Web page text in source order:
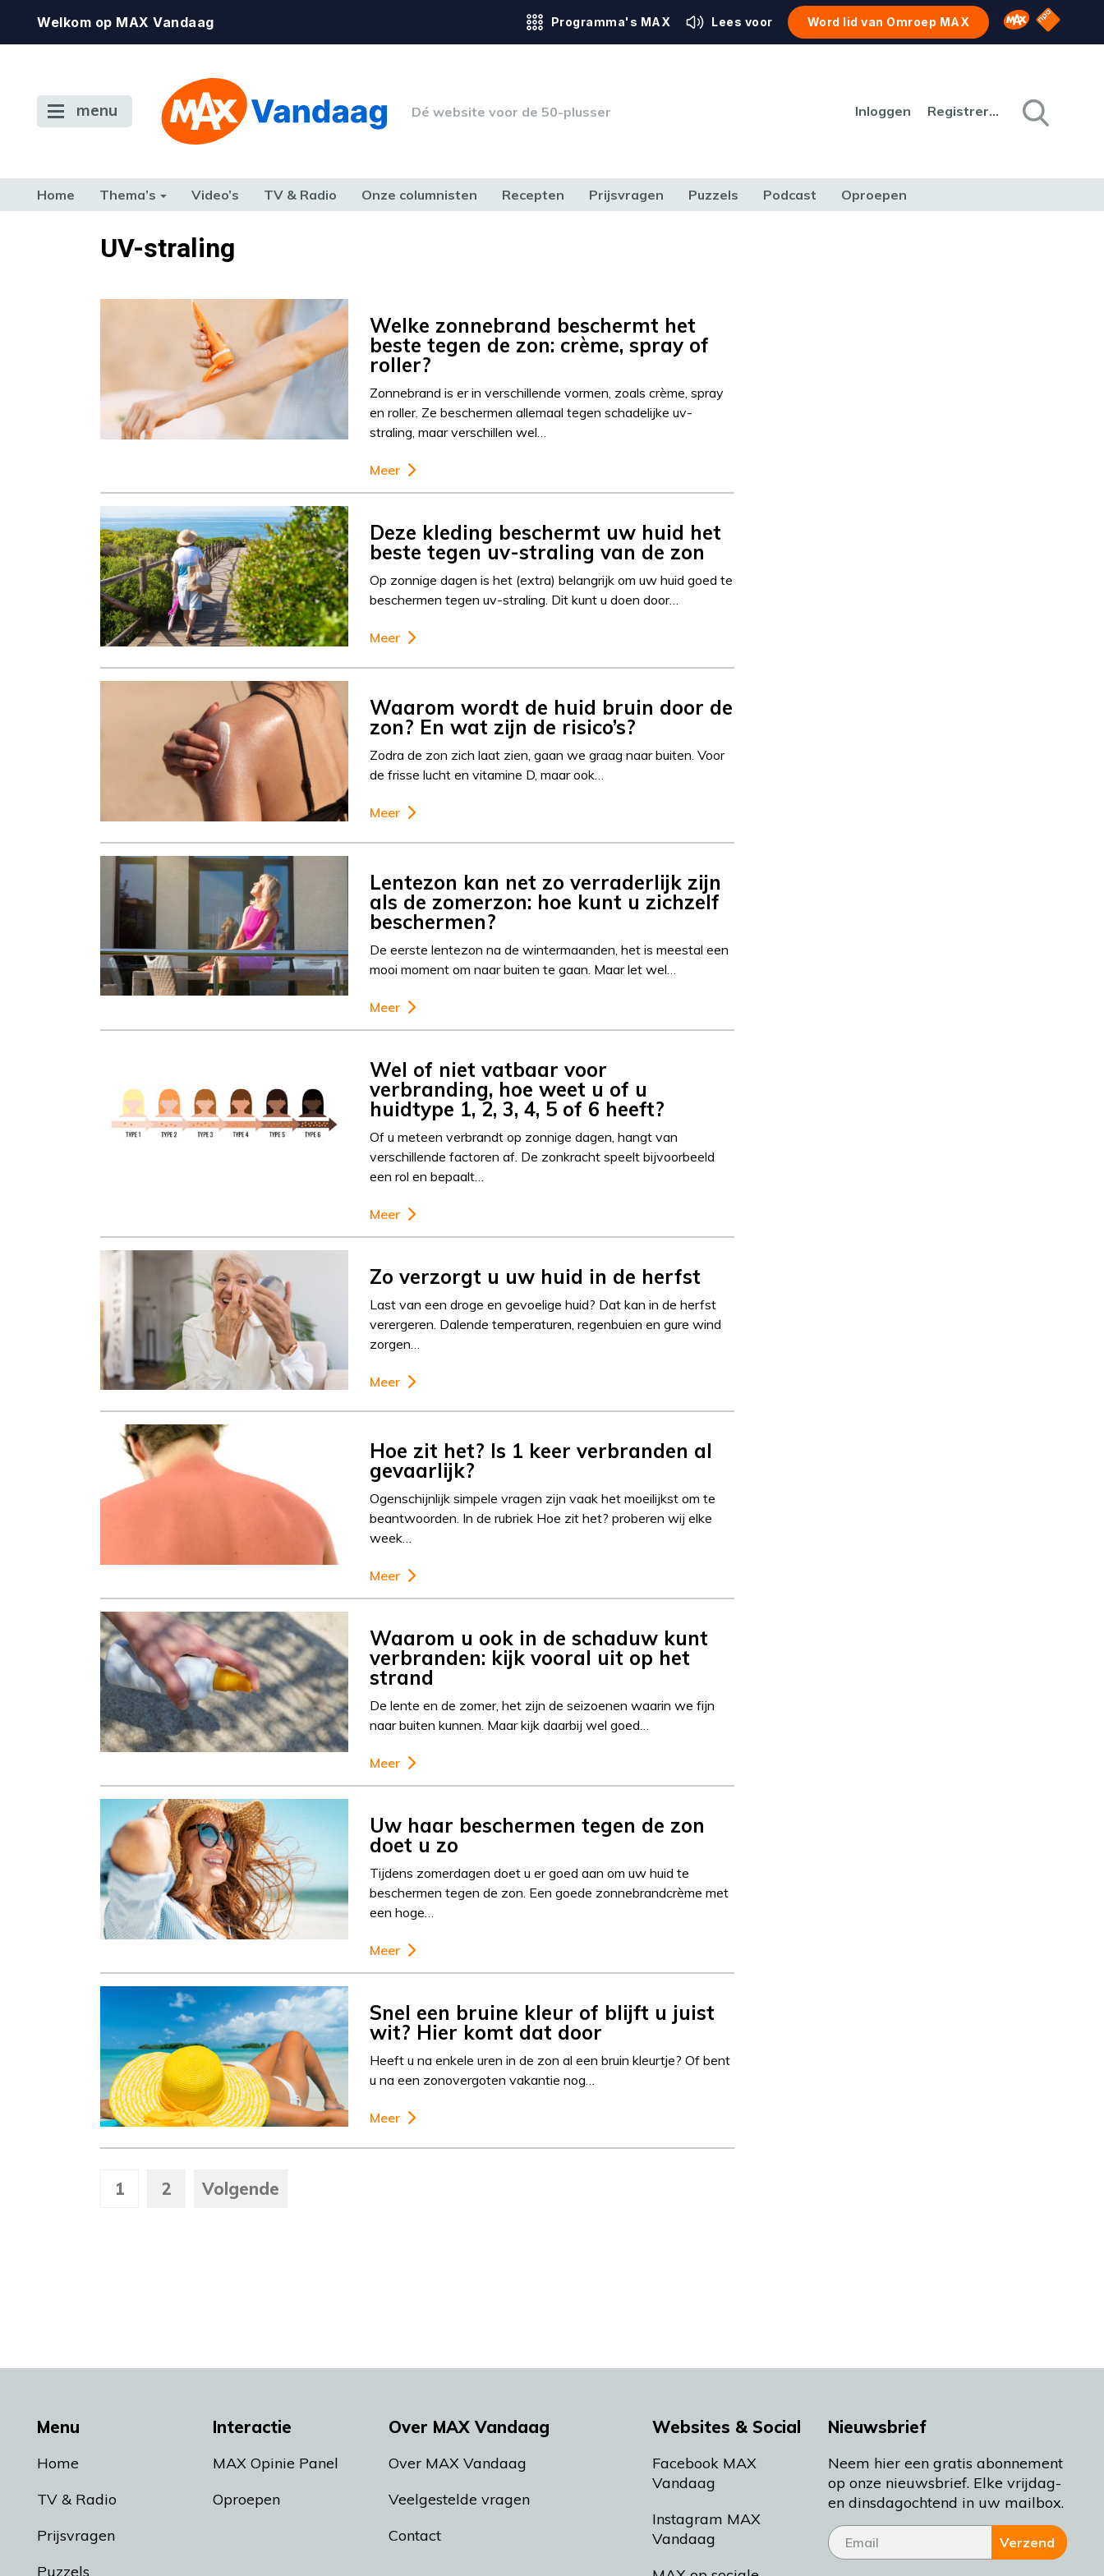
Welkom op MAX Vandaag Programma's MAX Lees voor Word lid van Omroep MAX Omroep MAX
NPO
menu Dé website voor de 50-plusser Inloggen Registreren
Home Thema’s Video’s TV & Radio Onze columnisten Recepten Prijsvragen Puzzels Podcast Oproepen
TERUG NAAR TOENUV-straling
Welke zonnebrand beschermt het
beste tegen de zon: crème, spray of
roller?
Zonnebrand is er in verschillende vormen, zoals crème, spray
en roller. Ze beschermen allemaal tegen schadelijke uv-
straling, maar verschillen wel…
Meer
Deze kleding beschermt uw huid het
beste tegen uv-straling van de zon
Op zonnige dagen is het (extra) belangrijk om uw huid goed te
beschermen tegen uv-straling. Dit kunt u doen door…
Meer
Waarom wordt de huid bruin door de
zon? En wat zijn de risico’s?
Zodra de zon zich laat zien, gaan we graag naar buiten. Voor
de frisse lucht en vitamine D, maar ook…
Meer
Lentezon kan net zo verraderlijk zijn
als de zomerzon: hoe kunt u zichzelf
beschermen?
De eerste lentezon na de wintermaanden, het is meestal een
mooi moment om naar buiten te gaan. Maar let wel…
Meer
Wel of niet vatbaar voor
verbranding, hoe weet u of u
huidtype 1, 2, 3, 4, 5 of 6 heeft?
Of u meteen verbrandt op zonnige dagen, hangt van
verschillende factoren af. De zonkracht speelt bijvoorbeeld
een rol en bepaalt…
Meer
Zo verzorgt u uw huid in de herfst
Last van een droge en gevoelige huid? Dat kan in de herfst
verergeren. Dalende temperaturen, regenbuien en gure wind
zorgen…
Meer
Hoe zit het? Is 1 keer verbranden al
gevaarlijk?
Ogenschijnlijk simpele vragen zijn vaak het moeilijkst om te
beantwoorden. In de rubriek Hoe zit het? proberen wij elke
week…
Meer
Waarom u ook in de schaduw kunt
verbranden: kijk vooral uit op het
strand
De lente en de zomer, het zijn de seizoenen waarin we fijn
naar buiten kunnen. Maar kijk daarbij wel goed…
Meer
Uw haar beschermen tegen de zon
doet u zo
Tijdens zomerdagen doet u er goed aan om uw huid te
beschermen tegen de zon. Een goede zonnebrandcrème met
een hoge…
Meer
Snel een bruine kleur of blijft u juist
wit? Hier komt dat door
Heeft u na enkele uren in de zon al een bruin kleurtje? Of bent
u na een zonovergoten vakantie nog…
Meer
1 2 Volgende
Menu
Home
TV & Radio
Prijsvragen
Puzzels
Interactie
MAX Opinie Panel
Oproepen
Over MAX Vandaag
Over MAX Vandaag
Veelgestelde vragen
Contact
Websites & Social
Facebook MAX
Vandaag
Instagram MAX
Vandaag
Nieuwsbrief
Neem hier een gratis abonnement
op onze nieuwsbrief. Elke vrijdag-
en dinsdagochtend in uw mailbox.
Verzend